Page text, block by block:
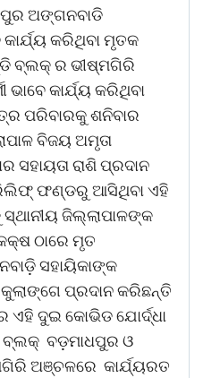
ଅଙ୍ଗନବାଡି
କାର୍ଯ୍ୟ କରିଥିବା ମୃତକ
ବ୍ଲକ୍ ର ଭୀଷ୍ମଗିରି
ଭାବେ କାର୍ଯ୍ୟ କରିଥିବା
ପରିବାରକୁ ଶନିବାର
ବିଜୟ ଅମୃତା
ରାଶି ପ୍ରଦାନ
ଫଣ୍ଡରୁ ଆସିଥିବା ଏହି
ସ୍ଥାନୀୟ ଜିଲ୍ଲାପାଳଙ୍କ
ଠାରେ ମୃତ
ସହାୟିକାଙ୍କ
ପ୍ରଦାନ କରିଛନ୍ତି
ଏହି ଦୁଇ କୋଭିଡ ଯୋର୍ଦ୍ଧା
ବ୍ଲକ୍ ବଡ଼ମାଧପୁର ଓ
ଅଞ୍ଚଳରେ କାର୍ଯ୍ୟରତ